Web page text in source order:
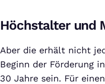
Höchstalter und
Aber die erhält nicht
Beginn der Förderung
30 Jahre sein. Für